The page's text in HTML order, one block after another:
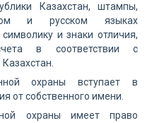
Казахстан, штампы,
и русском языках
и знаки отличия,
в соответствии с
охраны вступает в
от собственного имени.
охраны имеет право